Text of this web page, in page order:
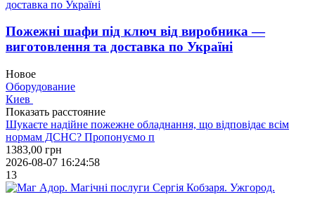
Пожежні шафи пiд ключ вiд виробника —
виготовлення та доставка по Україні
Новое
Оборудование
Киев
Показать расстояние
Шукаєте надійне пожежне обладнання, що відповідає всім
нормам ДСНС? Пропонуємо п
1383,00 грн
2026-08-07 16:24:58
13